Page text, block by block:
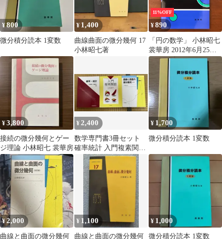
¥800
微分積分読本 1変数
¥ 1,400
曲線曲面の微分幾何 17
小林昭七著
11%OFF
¥890
「円の数学」 小林昭七
裳華房 2012年6月25日
第7版3刷発行 重版 ☆幾
何学/位相幾何学/数学
書/大学数学/図形数学/
曲線論/数理科学/解析幾
何/数学教育/幾何入門
MBNNI2 aaB39nm17
¥3,800
接続の微分幾何とゲー
ジ理論 小林昭七 裳華房
¥ 2,400
数学専門書3冊セット
確率統計 入門複素関数
曲線と曲面の微分幾何
¥ 1,700
微分積分読本 1変数
¥2,000
曲線と曲面の微分幾何
¥ 1,100
曲線と曲面の微分幾何
¥ 1,000
微分積分読本 1変数